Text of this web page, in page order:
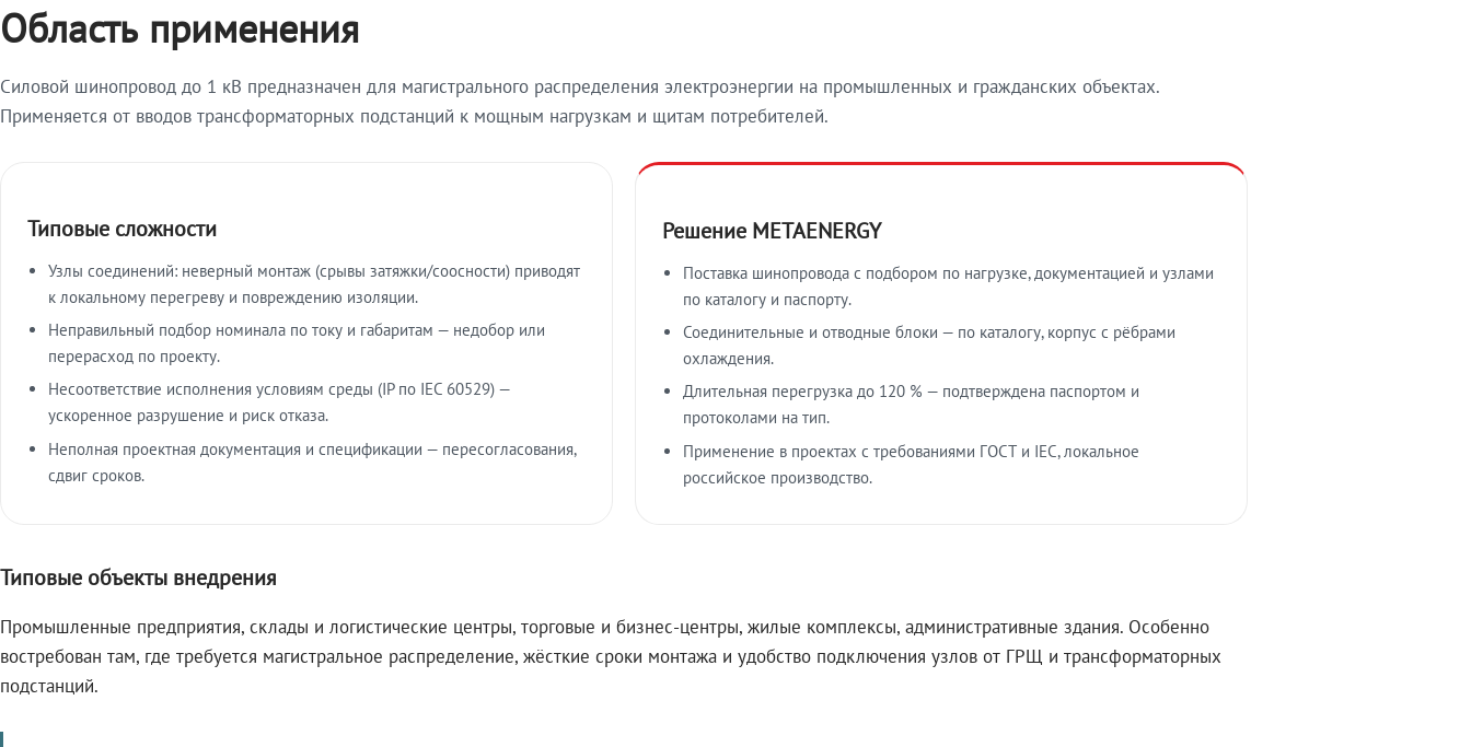
Область применения
Силовой шинопровод до 1 кВ предназначен для магистрального распределения электроэнергии на промышленных и гражданских объектах.
Применяется от вводов трансформаторных подстанций к мощным нагрузкам и щитам потребителей.
Типовые сложности
Узлы соединений: неверный монтаж (срывы затяжки/соосности) приводят
к локальному перегреву и повреждению изоляции.
Неправильный подбор номинала по току и габаритам — недобор или
перерасход по проекту.
Несоответствие исполнения условиям среды (IP по IEC 60529) —
ускоренное разрушение и риск отказа.
Неполная проектная документация и спецификации — пересогласования,
сдвиг сроков.
Решение METAENERGY
Поставка шинопровода с подбором по нагрузке, документацией и узлами
по каталогу и паспорту.
Соединительные и отводные блоки — по каталогу, корпус с рёбрами
охлаждения.
Длительная перегрузка до 120 % — подтверждена паспортом и
протоколами на тип.
Применение в проектах с требованиями ГОСТ и IEC, локальное
российское производство.
Типовые объекты внедрения
Промышленные предприятия, склады и логистические центры, торговые и бизнес-центры, жилые комплексы, административные здания. Особенно
востребован там, где требуется магистральное распределение, жёсткие сроки монтажа и удобство подключения узлов от ГРЩ и трансформаторных
подстанций.